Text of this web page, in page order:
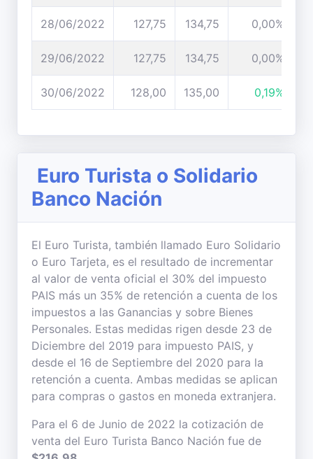
28/06/2022 127,75 134,75 0,00%
29/06/2022 127,75 134,75 0,00%
30/06/2022 128,00 135,00 0,19%
Euro Turista o Solidario
Banco Nación
El Euro Turista, también llamado Euro Solidario
o Euro Tarjeta, es el resultado de incrementar
al valor de venta oficial el 30% del impuesto
PAIS más un 35% de retención a cuenta de los
impuestos a las Ganancias y sobre Bienes
Personales. Estas medidas rigen desde 23 de
Diciembre del 2019 para impuesto PAIS, y
desde el 16 de Septiembre del 2020 para la
retención a cuenta. Ambas medidas se aplican
para compras o gastos en moneda extranjera.
Para el 6 de Junio de 2022 la cotización de
venta del Euro Turista Banco Nación fue de